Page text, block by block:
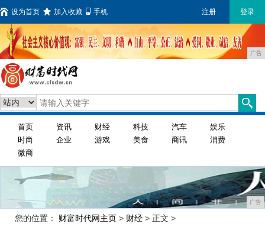
设为首页 加入收藏 手机 注册 登录
广告
首页 资讯 财经 科技 汽车
娱乐
时尚
企业 游戏 美食 商讯
消费
微商
广告
您的位置： 财富时代网主页 > 财经 > 正文 >